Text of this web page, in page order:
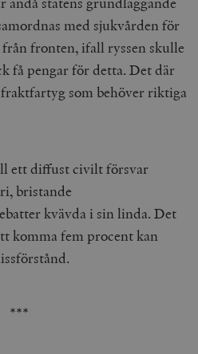
med sjukvården för
fronten, ifall ryssen skulle
få pengar för detta. Det där
som behöver riktiga
ett diffust civilt försvar
bristande
kvävda i sin linda. Det
komma fem procent kan
***